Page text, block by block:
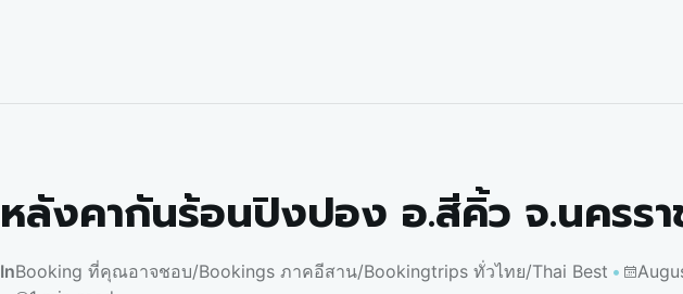
หลังคากันร้อนปิงปอง อ.สีคิ้ว จ.นครรา
InBooking ที่คุณอาจชอบ/Bookings ภาคอีสาน/Bookingtrips ทั่วไทย/Thai Best